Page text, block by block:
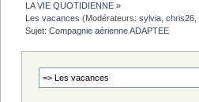
LA VIE QUOTIDIENNE »
Les vacances (Modérateurs:sylvia,chris26,
Sujet:Compagnie aérienne ADAPTEE